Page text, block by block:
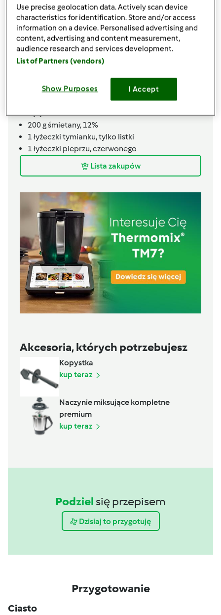
Ciasto
200gmąki pszennej,(opcjonalnie: 50 g
krupczatki i 150 g zwykłej mąki)
110gmasła,może być solone
1łyżkikwaśnej śmietany
Nadzienie
4jajka
200gśmietany, 12%
1 łyżeczki tymianku,tylko listki
1 łyżeczki pieprzu,czerwonego
Lista zakupów
Akcesoria, których potrzebujesz
Kopystka
kup teraz
Naczynie miksujące kompletne
premium
kup teraz
Podziel się przepisem
Dzisiaj to przygotuję
Przygotowanie
Ciasto
Use precise geolocation data. Actively scan device
characteristics for identification. Store and/or access
information on a device. Personalised advertising and
content, advertising and content measurement,
audience research and services development.
List of Partners (vendors)
Show Purposes I Accept